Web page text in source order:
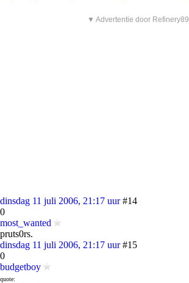
▼ Advertentie door Refinery89
dinsdag 11 juli 2006, 21:17 uur #14
0
most_wanted
pruts0rs.
dinsdag 11 juli 2006, 21:17 uur #15
0
budgetboy
quote: